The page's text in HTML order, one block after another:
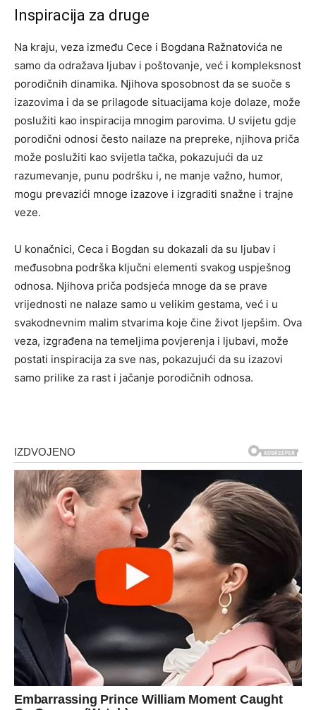
Inspiracija za druge
Na kraju, veza između Cece i Bogdana Ražnatovića ne
samo da odražava ljubav i poštovanje, već i kompleksnost
porodičnih dinamika. Njihova sposobnost da se suoče s
izazovima i da se prilagode situacijama koje dolaze, može
poslužiti kao inspiracija mnogim parovima. U svijetu gdje
porodični odnosi često nailaze na prepreke, njihova priča
može poslužiti kao svijetla tačka, pokazujući da uz
razumevanje, punu podršku i, ne manje važno, humor,
mogu prevazići mnoge izazove i izgraditi snažne i trajne
veze.
U konačnici, Ceca i Bogdan su dokazali da su ljubav i
međusobna podrška ključni elementi svakog uspješnog
odnosa. Njihova priča podsjeća mnoge da se prave
vrijednosti ne nalaze samo u velikim gestama, već i u
svakodnevnim malim stvarima koje čine život ljepšim. Ova
veza, izgrađena na temeljima povjerenja i ljubavi, može
postati inspiracija za sve nas, pokazujući da su izazovi
samo prilike za rast i jačanje porodičnih odnosa.